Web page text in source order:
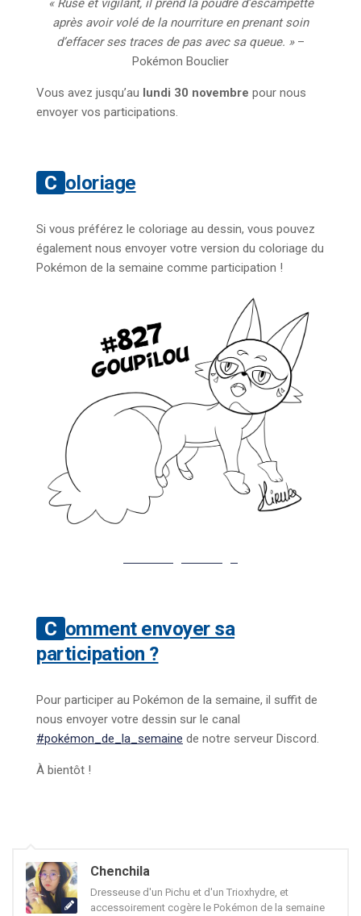
« Rusé et vigilant, il prend la poudre d’escampette
après avoir volé de la nourriture en prenant soin
d’effacer ses traces de pas avec sa queue. »–
Pokémon Bouclier
Vous avez jusqu’au lundi 30 novembre pour nous
envoyer vos participations.
Coloriage
Si vous préférez le coloriage au dessin, vous pouvez
également nous envoyer votre version du coloriage du
Pokémon de la semaine comme participation !
Comment envoyer sa
participation ?
Pour participer au Pokémon de la semaine, il suffit de
nous envoyer votre dessin sur le canal
#pokémon_de_la_semaine de notre serveur Discord.
À bientôt !
Chenchila
Dresseuse d'un Pichu et d'un Trioxhydre, et
accessoirement cogère le Pokémon de la semaine